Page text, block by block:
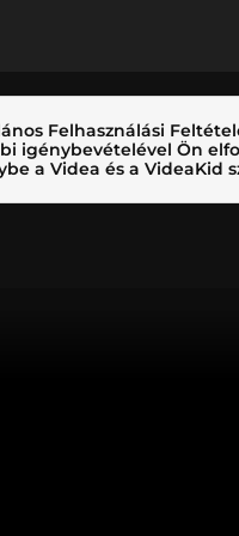
Felhasználási
igénybevételével Ön
a Videa és a VideaKid